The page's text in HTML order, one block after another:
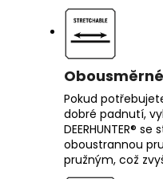
Pokud
dobré padnutí,
DEERHUNTER®
oboustrannou
pružným, což